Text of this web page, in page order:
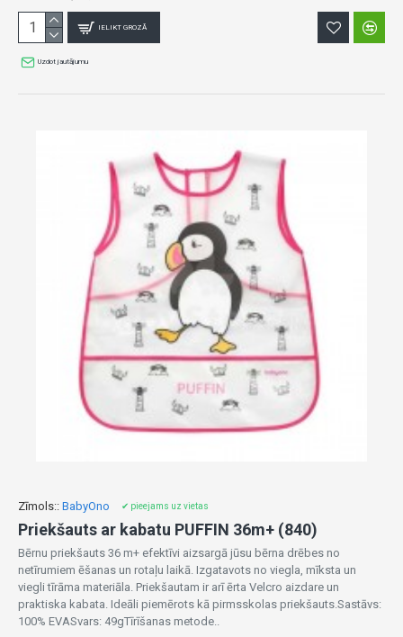
IELIKT GROZĀ
Uzdot jautājumu
Zīmols:: BabyOno ✔ pieejams uz vietas
Priekšauts ar kabatu PUFFIN 36m+ (840)
Bērnu priekšauts 36 m+ efektīvi aizsargā jūsu bērna drēbes no
netīrumiem ēšanas un rotaļu laikā. Izgatavots no viegla, mīksta un
viegli tīrāma materiāla. Priekšautam ir arī ērta Velcro aizdare un
praktiska kabata. Ideāli piemērots kā pirmsskolas priekšauts.Sastāvs:
100% EVASvars: 49gTīrīšanas metode..